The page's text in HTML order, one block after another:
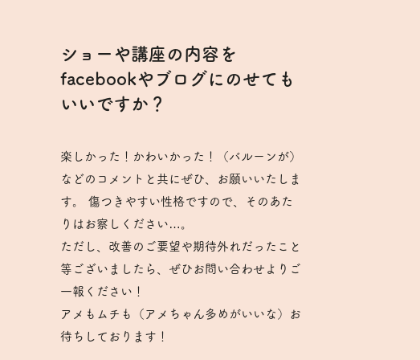
ショーや講座の内容を
facebookやブログにのせても
いいですか？
楽しかった！かわいかった！（バルーンが）
などのコメントと共にぜひ、お願いいたしま
す。 傷つきやすい性格ですので、そのあた
りはお察しください…。
ただし、改善のご要望や期待外れだったこと
等ございましたら、ぜひお問い合わせよりご
一報ください！
アメもムチも（アメちゃん多めがいいな）お
待ちしております！